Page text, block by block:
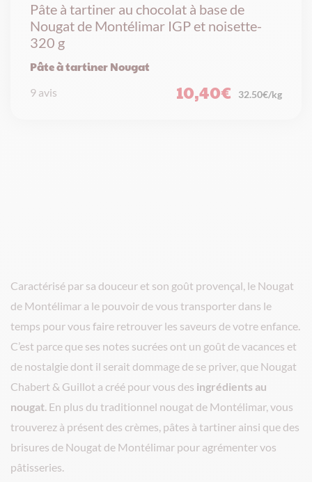
Pâte à tartiner au chocolat à base de
Nougat de Montélimar IGP et noisette-
320 g
Pâte à tartiner Nougat
10,40€ 32.50€/kg
9 avis
Caractérisé par sa douceur et son goût provençal, le Nougat
de Montélimar a le pouvoir de vous transporter dans le
temps pour vous faire retrouver les saveurs de votre enfance.
C’est parce que ses notes sucrées ont un goût de vacances et
de nostalgie dont il serait dommage de se priver, que Nougat
Chabert & Guillot a créé pour vous des ingrédients au
nougat. En plus du traditionnel nougat de Montélimar, vous
trouverez à présent des crèmes, pâtes à tartiner ainsi que des
brisures de Nougat de Montélimar pour agrémenter vos
pâtisseries.